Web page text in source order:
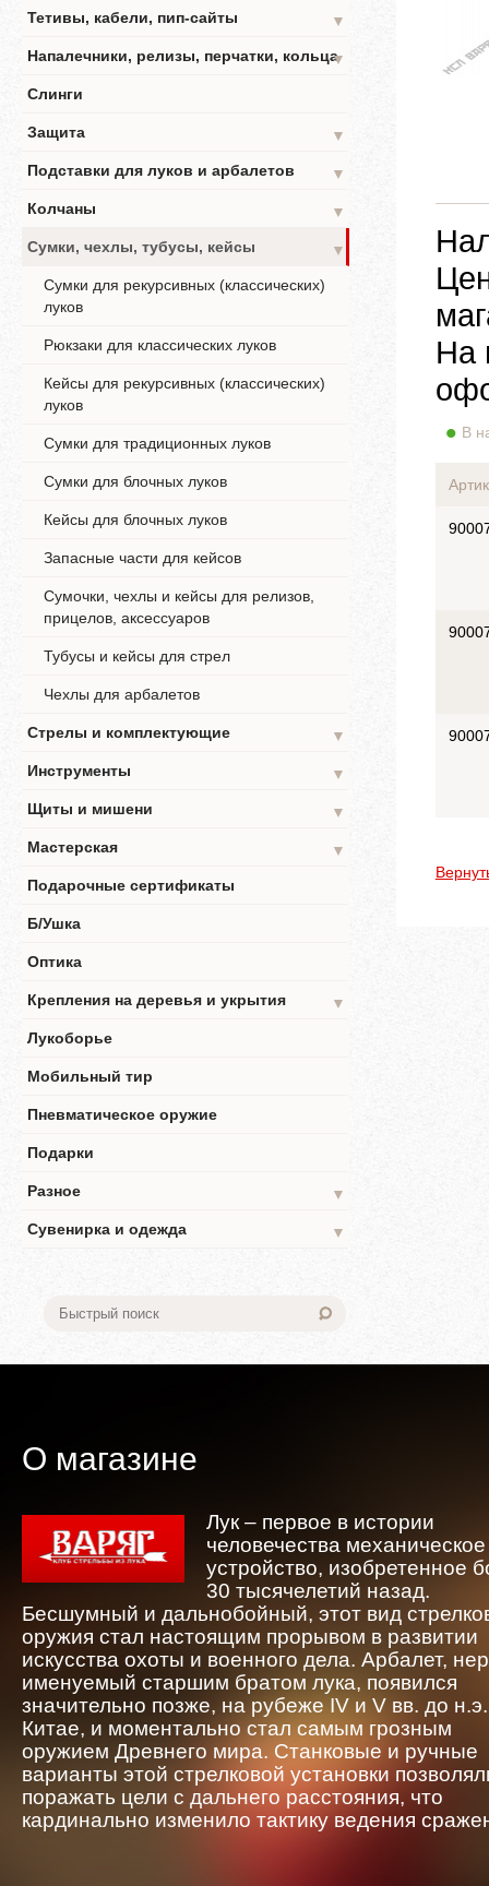
Тетивы, кабели, пип-сайты
▼
Напалечники, релизы, перчатки, кольца▼
Слинги
Защита
▼
Подставки для луков и арбалетов
▼
Колчаны
▼
Сумки, чехлы, тубусы, кейсы
▼
Сумки для рекурсивных (классических)
луков
Рюкзаки для классических луков
Кейсы для рекурсивных (классических)
луков
Сумки для традиционных луков
Сумки для блочных луков
Кейсы для блочных луков
Запасные части для кейсов
Сумочки, чехлы и кейсы для релизов,
прицелов, аксессуаров
Тубусы и кейсы для стрел
Чехлы для арбалетов
Стрелы и комплектующие
▼
Инструменты
▼
Щиты и мишени
▼
Мастерская
▼
Подарочные сертификаты
Б/Ушка
Оптика
Крепления на деревья и укрытия
▼
Лукоборье
Мобильный тир
Пневматическое оружие
Подарки
Разное
▼
Сувенирка и одежда
▼
На
В
О магазине
Лук – первое в истории
человечества механическое
устройство, изобретенное
30 тысячелетий назад.
Бесшумный и дальнобойный, этот вид
оружия стал настоящим прорывом в развитии
искусства охоты и военного дела. Арбалет,
именуемый старшим братом лука, появился
значительно позже, на рубеже IV и V вв. до
Китае, и моментально стал самым грозным
оружием Древнего мира. Станковые и ручные
варианты этой стрелковой установки
поражать цели с дальнего расстояния, что
кардинально изменило тактику ведения